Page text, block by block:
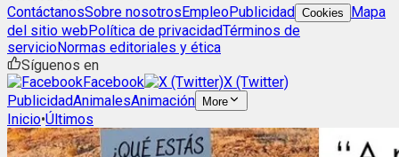
ContáctanosSobre nosotrosEmpleoPublicidad Cookies
Mapa
del sitio webPolítica de privacidadTérminos de
servicioNormas editoriales y ética
Síguenos en
Facebook
X (Twitter)
PublicidadAnimalesAnimación More
Inicio•Últimos